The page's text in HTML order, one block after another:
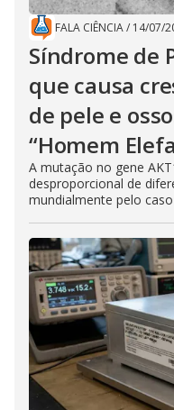
FALA CIÊNCIA/ 14/07/
Síndrome de
que causa
de pele e
“Homem
A mutação no gene
desproporcional de
mundialmente pelo caso